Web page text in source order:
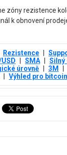
zóny rezistence
k obnovení
Rezistence |
| SMA | Silný
úrovně | 3М |
| Výhled pro bitcoin